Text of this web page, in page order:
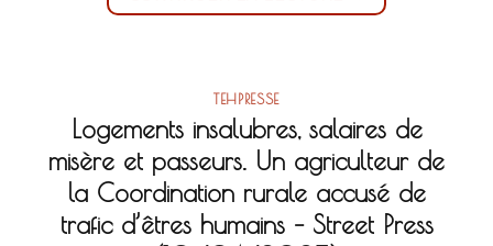
TEHPRESSE
Logements insalubres, salaires de
misère et passeurs. Un agriculteur de
la Coordination rurale accusé de
trafic d’êtres humains – Street Press